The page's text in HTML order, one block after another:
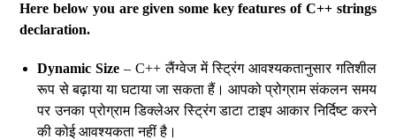
Here below you are given some key features of C++ strings
declaration.
Dynamic Size – C++ लैंग्वेज में स्ट्रिंग आवश्यकतानुसार गतिशील
रूप से बढ़ाया या घटाया जा सकता हैं। आपको प्रोग्राम संकलन समय
पर उनका प्रोग्राम डिक्लेअर स्ट्रिंग डाटा टाइप आकार निर्दिष्ट करने
की कोई आवश्यकता नहीं है।